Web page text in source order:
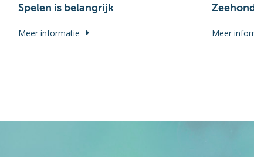
Spelen is belangrijk
Meer informatie Meer